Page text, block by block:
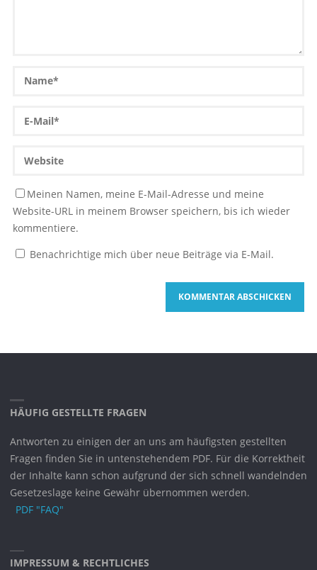
Meinen Namen, meine E-Mail-Adresse und meine
Website-URL in meinem Browser speichern, bis ich wieder
kommentiere.
Benachrichtige mich über neue Beiträge via E-Mail.
HÄUFIG GESTELLTE FRAGEN
Antworten zu einigen der an uns am häufigsten gestellten
Fragen finden Sie in untenstehendem PDF. Für die Korrektheit
der Inhalte kann schon aufgrund der sich schnell wandelnden
Gesetzeslage keine Gewähr übernommen werden.
PDF "FAQ"
IMPRESSUM & RECHTLICHES